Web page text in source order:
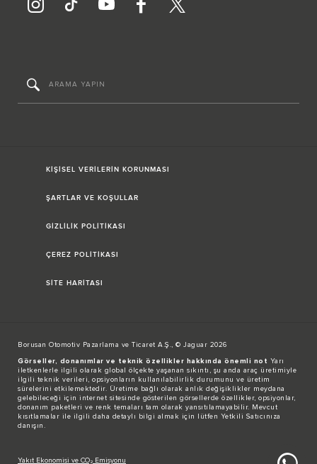
KİŞİSEL VERİLERİN KORUNMASI
ŞARTLAR VE KOŞULLAR
GİZLİLİK POLİTİKASI
ÇEREZ POLİTİKASI
SİTE HARİTASI
Borusan Otomotiv Pazarlama ve Ticaret A.Ş., © Jaguar 2026
Görseller, donanımlar ve teknik özellikler hakkında önemli not Yarı
iletkenlerle ilgili olarak global ölçekte yaşanan sıkıntı, şu anda araç üretimiyle
ilgili teknik verileri, opsiyonların kullanılabilirlik durumunu ve üretim
sürelerini etkilemektedir. Üretime bağlı olarak anlık değişiklikler meydana
gelebileceği için internet sitesinde gösterilen görsellerde özellikler, opsiyonlar,
donanım paketleri ve renk temaları tam olarak yansıtılamayabilir. Mevcut
kısıtlamalar ile ilgili daha detaylı bilgi almak için lütfen Yetkili Satıcınıza
danışın.
Yakıt Ekonomisi ve CO₂ Emisyonu